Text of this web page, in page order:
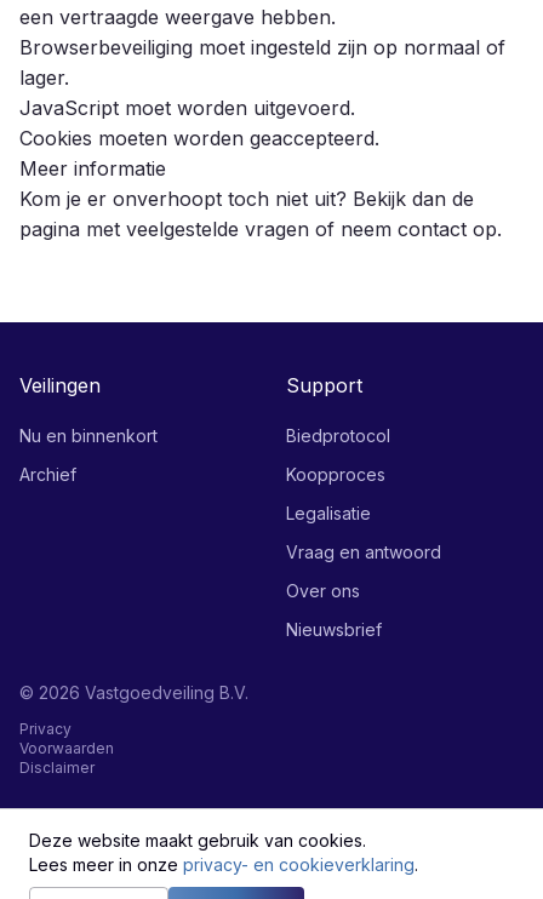
een vertraagde weergave hebben.
Browserbeveiliging moet ingesteld zijn op normaal of
lager.
JavaScript moet worden uitgevoerd.
Cookies moeten worden geaccepteerd.
Meer informatie
Kom je er onverhoopt toch niet uit? Bekijk dan de
pagina met veelgestelde vragen of neem contact op.
Veilingen
Nu en binnenkort
Archief
Support
Biedprotocol
Koopproces
Legalisatie
Vraag en antwoord
Over ons
Nieuwsbrief
© 2026 Vastgoedveiling B.V.
Privacy
Voorwaarden
Disclaimer
Deze website maakt gebruik van cookies.
Lees meer in onze privacy- en cookieverklaring.